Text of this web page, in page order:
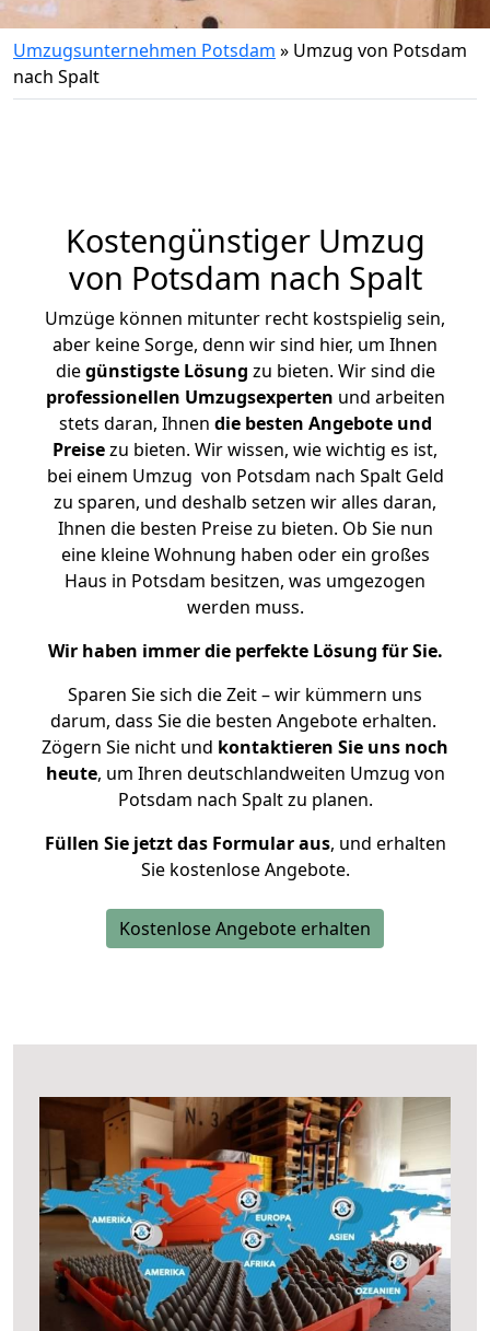
Umzugsunternehmen Potsdam » Umzug von Potsdam
nach Spalt
Kostengünstiger Umzug
von Potsdam nach Spalt
Umzüge können mitunter recht kostspielig sein,
aber keine Sorge, denn wir sind hier, um Ihnen
diegünstigste Lösung zu bieten. Wir sind die
professionellen Umzugsexperten und arbeiten
stets daran, Ihnen die besten Angebote und
Preisezu bieten. Wir wissen, wie wichtig es ist,
bei einem Umzug von Potsdam nach Spalt Geld
zu sparen, und deshalb setzen wir alles daran,
Ihnen die besten Preise zu bieten. Ob Sie nun
eine kleine Wohnung haben oder ein großes
Haus in Potsdam besitzen, was umgezogen
werden muss.
Wir haben immer die perfekte Lösung für Sie.
Sparen Sie sich die Zeit – wir kümmern uns
darum, dass Sie die besten Angebote erhalten.
Zögern Sie nicht und kontaktieren Sie uns noch
heute, um Ihren deutschlandweiten Umzug von
Potsdam nach Spalt zu planen.
Füllen Sie jetzt das Formular aus, und erhalten
Sie kostenlose Angebote.
Kostenlose Angebote erhalten